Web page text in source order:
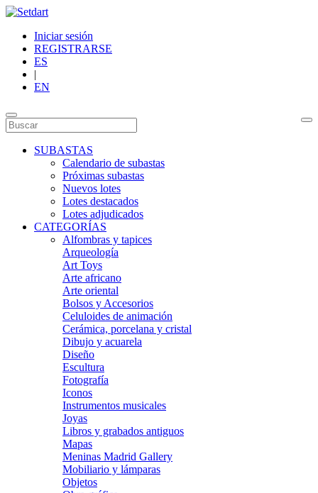
Iniciar sesión
REGISTRARSE
ES
|
EN
SUBASTAS
Calendario de subastas
Próximas subastas
Nuevos lotes
Lotes destacados
Lotes adjudicados
CATEGORÍAS
Alfombras y tapices
Arqueología
Art Toys
Arte africano
Arte oriental
Bolsos y Accesorios
Celuloides de animación
Cerámica, porcelana y cristal
Dibujo y acuarela
Diseño
Escultura
Fotografía
Iconos
Instrumentos musicales
Joyas
Libros y grabados antiguos
Mapas
Meninas Madrid Gallery
Mobiliario y lámparas
Objetos